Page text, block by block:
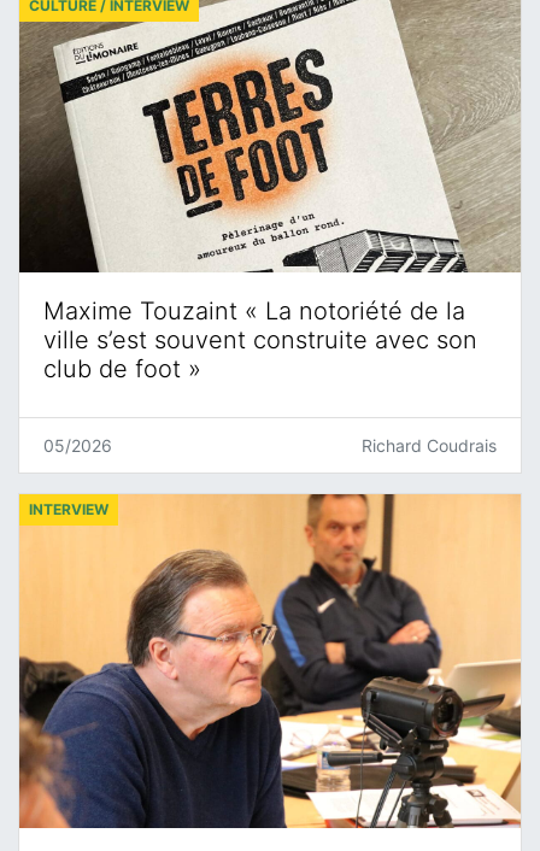
Maxime Touzaint « La notoriété de la
ville s’est souvent construite avec son
club de foot »
CULTURE / INTERVIEW
05/2026 Richard Coudrais
INTERVIEW